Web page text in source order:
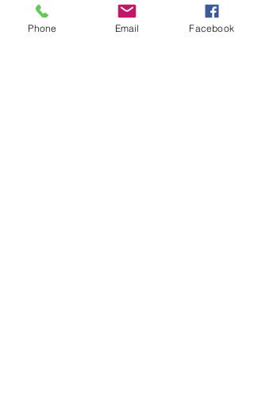
N&D Prime Tavuklu ve Narlı Tahılsız Yetişkin
Kedi Konservesi 80 Gr,
Phone Email Facebook